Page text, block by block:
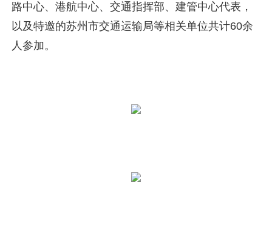
路中心、港航中心、交通指挥部、建管中心代表，
以及特邀的苏州市交通运输局等相关单位共计60余
人参加。